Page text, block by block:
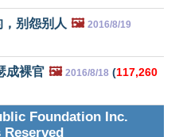
别怨别人 🖼️ 2016/8/19
成裸官 🖼️ 2016/8/18 (117,260
Foundation Inc.